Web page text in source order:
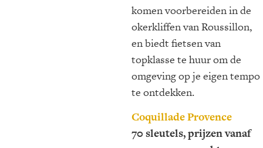
komen voorbereiden in de
okerkliffen van Roussillon,
en biedt fietsen van
topklasse te huur om de
omgeving op je eigen tempo
te ontdekken.
CoquilladeProvence
70 sleutels, prijzen vanaf